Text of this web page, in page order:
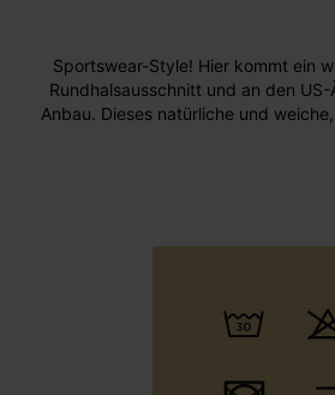
Sportswear-Style! Hier kommt ein
Rundhalsausschnitt und an den
Anbau. Dieses natürliche und